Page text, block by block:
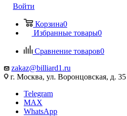
Войти
Корзина0
Избранные товары0
Сравнение товаров0
zakaz@billiard1.ru
г. Москва, ул. Воронцовская, д.
Telegram
MAX
WhatsApp